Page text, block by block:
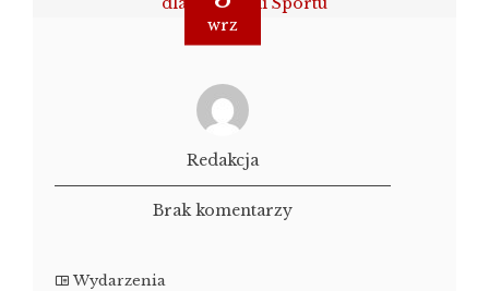
wrz
Redakcja
Brak komentarzy
Wydarzenia